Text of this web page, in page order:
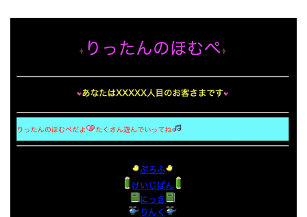
BUSINESS
WORKS
ACTION
RECRUIT